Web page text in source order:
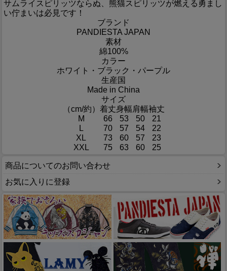
サムライスピリッツならぬ、熊猫スピリッツが燃える勇まし
い佇まいは必見です！
ブランド
PANDIESTA JAPAN
素材
綿100%
カラー
ホワイト・ブラック・パープル
生産国
Made in China
サイズ
（cm/約） 着丈身幅肩幅袖丈
M
66 53 50
21
L
70 57 54
22
XL
73 60 57
23
XXL
75 63 60 25
商品についてのお問い合わせ
お気に入りに登録